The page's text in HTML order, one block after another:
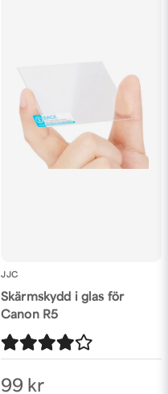
JJC
Skärmskydd i glas för
Canon R5
99 kr